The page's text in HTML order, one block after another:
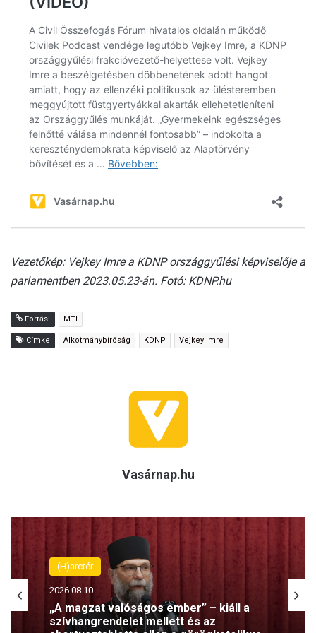
Vezetőkép: Vejkey Imre a KDNP országgyűlési képviselője a
parlamentben 2023.05.23-án. Fotó: KDNP.hu
Forrás: MTI
Címke Alkotmánybíróság KDNP Vejkey Imre
Vasárnap.hu
(H)arctér
(H)arctér
2026.08.09.